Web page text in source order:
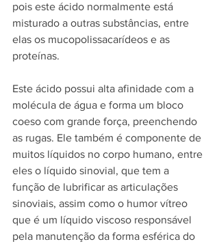
pois este ácido normalmente está
misturado a outras substâncias, entre
elas os mucopolissacarídeos e as
proteínas.
Este ácido possui alta afinidade com a
molécula de água e forma um bloco
coeso com grande força, preenchendo
as rugas. Ele também é componente de
muitos líquidos no corpo humano, entre
eles o líquido sinovial, que tem a
função de lubrificar as articulações
sinoviais, assim como o humor vítreo
que é um líquido viscoso responsável
pela manutenção da forma esférica do